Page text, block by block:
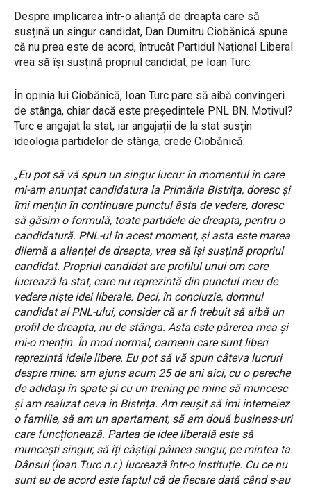
Despre implicarea într-o alianță de dreapta care să
susțină un singur candidat, Dan Dumitru Ciobănică spune
că nu prea este de acord, întrucât Partidul Național Liberal
vrea să își susțină propriul candidat, pe Ioan Turc.
În opinia lui Ciobănică, Ioan Turc pare să aibă convingeri
de stânga, chiar dacă este președintele PNL BN. Motivul?
Turc e angajat la stat, iar angajații de la stat susțin
ideologia partidelor de stânga, crede Ciobănică:
„Eu pot să vă spun un singur lucru: în momentul în care
mi-am anunțat candidatura la Primăria Bistrița, doresc și
îmi mențin în continuare punctul ăsta de vedere, doresc
să găsim o formulă, toate partidele de dreapta, pentru o
candidatură. PNL-ul în acest moment, și asta este marea
dilemă a alianței de dreapta, vrea să își susțină propriul
candidat. Propriul candidat are profilul unui om care
lucrează la stat, care nu reprezintă din punctul meu de
vedere niște idei liberale. Deci, în concluzie, domnul
candidat al PNL-ului, consider că ar fi trebuit să aibă un
profil de dreapta, nu de stânga. Asta este părerea mea și
mi-o mențin. În mod normal, oamenii care sunt liberi
reprezintă ideile libere. Eu pot să vă spun câteva lucruri
despre mine: am ajuns acum 25 de ani aici, cu o pereche
de adidași în spate și cu un trening pe mine să muncesc
și am realizat ceva în Bistrița. Am reușit să îmi întemeiez
o familie, să am un apartament, să am două business-uri
care funcționează. Partea de idee liberală este să
muncești singur, să îți câștigi pâinea singur, pe mintea ta.
Dânsul (Ioan Turc n.r.) lucrează într-o instituție. Cu ce nu
sunt eu de acord este faptul că de fiecare dată când s-au